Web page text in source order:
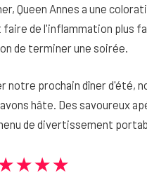
Queen Annes a une
de l'inflammation plus
de terminer une soirée.
notre prochain dîner d'été,
hâte. Des savoureux
de divertissement